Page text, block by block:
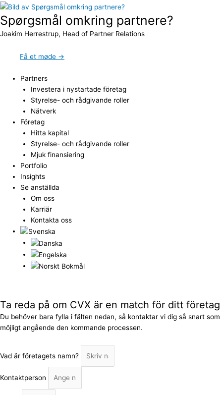
Spørgsmål omkring partnere?
Joakim Herrestrup, Head of Partner Relations
Få et møde →
Partners
Investera i nystartade företag
Styrelse- och rådgivande roller
Nätverk
Företag
Hitta kapital
Styrelse- och rådgivande roller
Mjuk finansiering
Portfolio
Insights
Se anställda
Om oss
Karriär
Kontakta oss
Ta reda på om CVX är en match för ditt företag
Du behöver bara fylla i fälten nedan, så kontaktar vi dig så snart som
möjligt angående den kommande processen.
Vad är företagets namn?
Kontaktperson